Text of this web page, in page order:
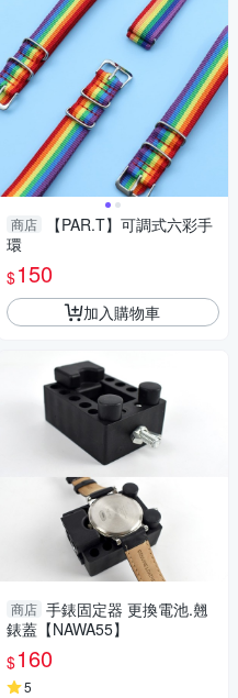
商店
【PAR.T】可調式六彩手
環
$150
加入購物車
商店 手錶固定器 更換電池.翹
錶蓋【NAWA55】
$160
5